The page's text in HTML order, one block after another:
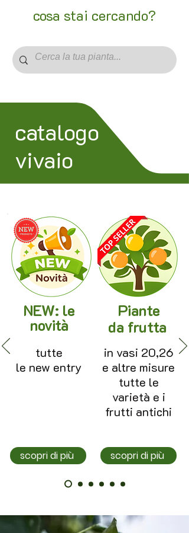
cosa stai cercando?
catalogo
vivaio
NEW: le
novità
tutte
le new entry
scopri di più
Piante
da frutta
in vasi 20,26
e altre misure
tutte le
varietà e i
frutti antichi
scopri di più